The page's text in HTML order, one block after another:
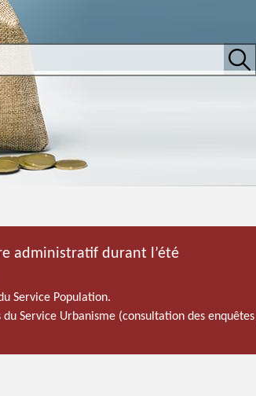
administratif durant l’été
Service Population.
Service Urbanisme (consultation des